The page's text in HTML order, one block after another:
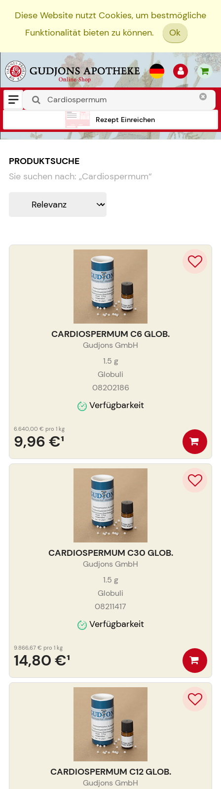
Diese Website nutzt Cookies, um bestmögliche
Funktionalität bieten zu können.
Ok
Rezept Einreichen
PRODUKTSUCHE
Sie suchen nach: „Cardiospermum“
CARDIOSPERMUM C6 GLOB.
Gudjons GmbH
1.5 g
Globuli
08202186
Verfügbarkeit
9,96 €¹
6.640,00 € pro 1 kg
CARDIOSPERMUM C30 GLOB.
Gudjons GmbH
1.5 g
Globuli
08211417
Verfügbarkeit
14,80 €¹
9.866,67 € pro 1 kg
CARDIOSPERMUM C12 GLOB.
Gudjons GmbH